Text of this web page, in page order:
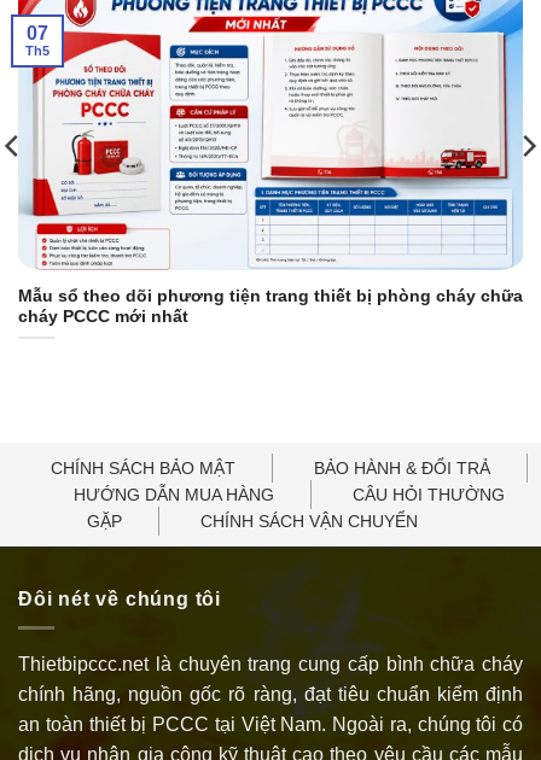
Mẫu sổ theo dõi phương tiện trang thiết bị phòng cháy chữa
cháy PCCC mới nhất
07
Th5
CHÍNH SÁCH BẢO MẬT
BẢO HÀNH & ĐỔI TRẢ
HƯỚNG DẪN MUA HÀNG
CÂU HỎI THƯỜNG
GẶP
CHÍNH SÁCH VẬN CHUYỂN
Đôi nét về chúng tôi
Thietbipccc.net là chuyên trang cung cấp bình chữa cháy
chính hãng, nguồn gốc rõ ràng, đạt tiêu chuẩn kiểm định
an toàn thiết bị PCCC tại Việt Nam. Ngoài ra, chúng tôi có
dịch vụ nhận gia công kỹ thuật cao theo yêu cầu các mẫu